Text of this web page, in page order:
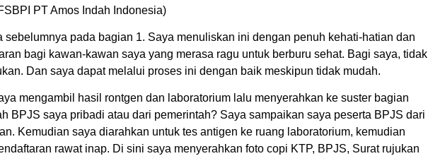
PT Amos Indah Indonesia)
sebelumnya pada bagian 1. Saya menuliskan ini dengan penuh kehati-hatian dan
bagi kawan-kawan saya yang merasa ragu untuk berburu sehat. Bagi saya, tidak
Dan saya dapat melalui proses ini dengan baik meskipun tidak mudah.
mengambil hasil rontgen dan laboratorium lalu menyerahkan ke suster bagian
BPJS saya pribadi atau dari pemerintah? Saya sampaikan saya peserta BPJS dari
Kemudian saya diarahkan untuk tes antigen ke ruang laboratorium, kemudian
rawat inap. Di sini saya menyerahkan foto copi KTP, BPJS, Surat rujukan